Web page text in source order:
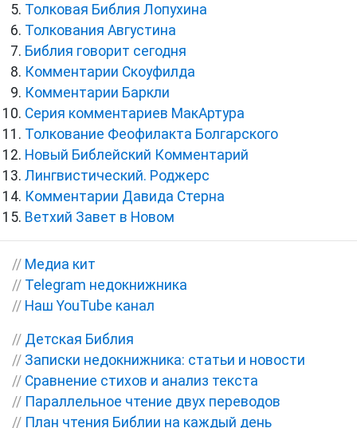
Толковая Библия Лопухина
Толкования Августина
Библия говорит сегодня
Комментарии Скоуфилда
Комментарии Баркли
Серия комментариев МакАртура
Толкование Феофилакта Болгарского
Новый Библейский Комментарий
Лингвистический. Роджерс
Комментарии Давида Стерна
Ветхий Завет в Новом
// Медиа кит
// Telegram недокнижника
// Наш YouTube канал
// Детская Библия
// Записки недокнижника: статьи и новости
// Сравнение стихов и анализ текста
// Параллельное чтение двух переводов
// План чтения Библии на каждый день